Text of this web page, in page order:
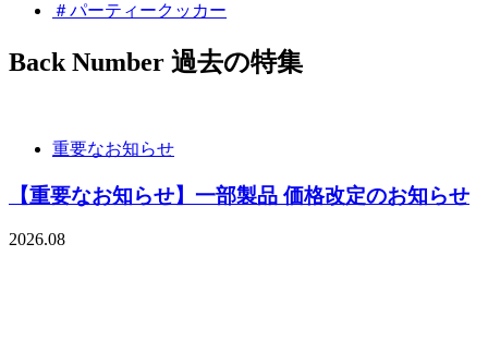
＃パーティークッカー
Back Number 過去の特集
重要なお知らせ
【重要なお知らせ】一部製品 価格改定のお知らせ
2026.08